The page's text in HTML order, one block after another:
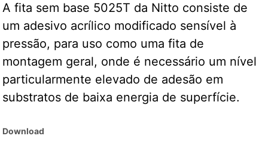
A fita sem base 5025T da Nitto consiste de
um adesivo acrílico modificado sensível à
pressão, para uso como uma fita de
montagem geral, onde é necessário um nível
particularmente elevado de adesão em
substratos de baixa energia de superfície.
Download